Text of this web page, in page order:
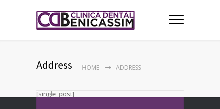
Address HOME ADDRESS
[single_post]